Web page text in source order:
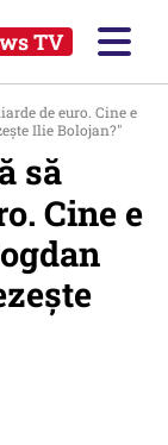
TV
de euro. Cine e
Ilie Bolojan?"
să
Cine e